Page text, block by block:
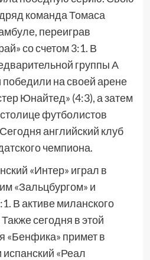
команда Томаса
переиграв
со счетом 3:1. В
группы А
на своей арене
Юнайтед» (4:3), а затем
футболистов
английский клуб
чемпиона.
«Интер» играл в
«Зальцбургом» и
В активе миланского
сегодня в этой
«Бенфика» примет в
«Реал